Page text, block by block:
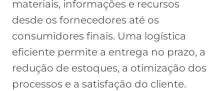
materiais, informações e recursos
desde os fornecedores até os
consumidores finais. Uma logística
eficiente permite a entrega no prazo, a
redução de estoques, a otimização dos
processos e a satisfação do cliente.